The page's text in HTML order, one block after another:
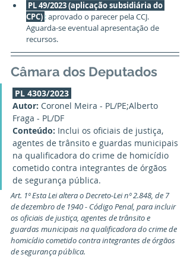
PL 49/2023 (aplicação subsidiária do
CPC) : aprovado o parecer pela CCJ.
Aguarda-se eventual apresentação de
recursos.
Câmara dos Deputados
PL 4303/2023
Autor: Coronel Meira - PL/PE;Alberto
Fraga - PL/DF
Conteúdo: Inclui os oficiais de justiça,
agentes de trânsito e guardas municipais
na qualificadora do crime de homicídio
cometido contra integrantes de órgãos
de segurança pública.
Art. 1º Esta Lei altera o Decreto-Lei nº 2.848, de 7
de dezembro de 1940 - Código Penal, para incluir
os oficiais de justiça, agentes de trânsito e
guardas municipais na qualificadora do crime de
homicídio cometido contra integrantes de órgãos
de segurança pública.